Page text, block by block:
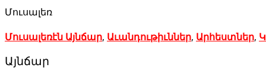
Մուսալեռ
Մուսալեռէն Այնճար, Աւանդութիւններ, Արհեստներ,
Այնճար